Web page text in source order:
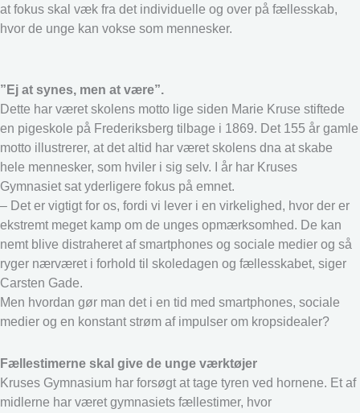
at fokus skal væk fra det individuelle og over på fællesskab,
hvor de unge kan vokse som mennesker.
”Ej at synes, men at være”.
Dette har været skolens motto lige siden Marie Kruse stiftede
en pigeskole på Frederiksberg tilbage i 1869. Det 155 år gamle
motto illustrerer, at det altid har været skolens dna at skabe
hele mennesker, som hviler i sig selv. I år har Kruses
Gymnasiet sat yderligere fokus på emnet.
– Det er vigtigt for os, fordi vi lever i en virkelighed, hvor der er
ekstremt meget kamp om de unges opmærksomhed. De kan
nemt blive distraheret af smartphones og sociale medier og så
ryger nærværet i forhold til skoledagen og fællesskabet, siger
Carsten Gade.
Men hvordan gør man det i en tid med smartphones, sociale
medier og en konstant strøm af impulser om kropsidealer?
Fællestimerne skal give de unge værktøjer
Kruses Gymnasium har forsøgt at tage tyren ved hornene. Et af
midlerne har været gymnasiets fællestimer, hvor